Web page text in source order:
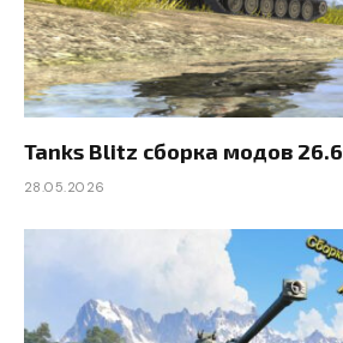
Tanks Blitz сборка модов 26.6
28.05.2026